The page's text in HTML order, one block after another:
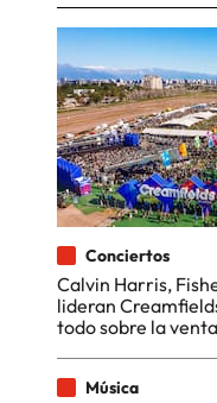
Conciertos
Calvin Harris,
lideran
todo sobre la
Música